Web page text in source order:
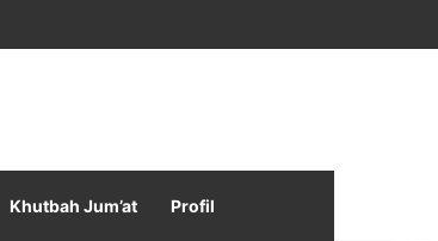
Khutbah Jum’at Profil